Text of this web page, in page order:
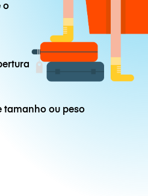
o
tamanho ou peso